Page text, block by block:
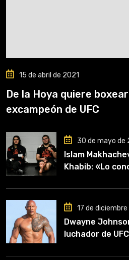
15 de abril de 2021
De la Hoya quiere
excampeón de UFC
30 de mayo de
Islam
Khabib: «Lo
clave en mi
17 de
Dwayne
luchador de